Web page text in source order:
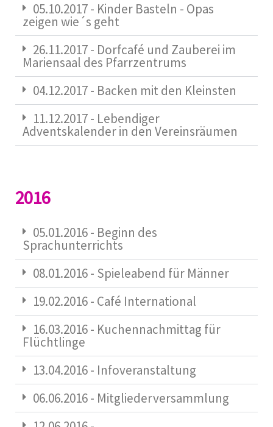
05.10.2017 - Kinder Basteln - Opas
zeigen wie´s geht
26.11.2017 - Dorfcafé und Zauberei im
Mariensaal des Pfarrzentrums
04.12.2017 - Backen mit den Kleinsten
11.12.2017 - Lebendiger
Adventskalender in den Vereinsräumen
2016
05.01.2016 - Beginn des
Sprachunterrichts
08.01.2016 - Spieleabend für Männer
19.02.2016 - Café International
16.03.2016 - Kuchennachmittag für
Flüchtlinge
13.04.2016 - Infoveranstaltung
06.06.2016 - Mitgliederversammlung